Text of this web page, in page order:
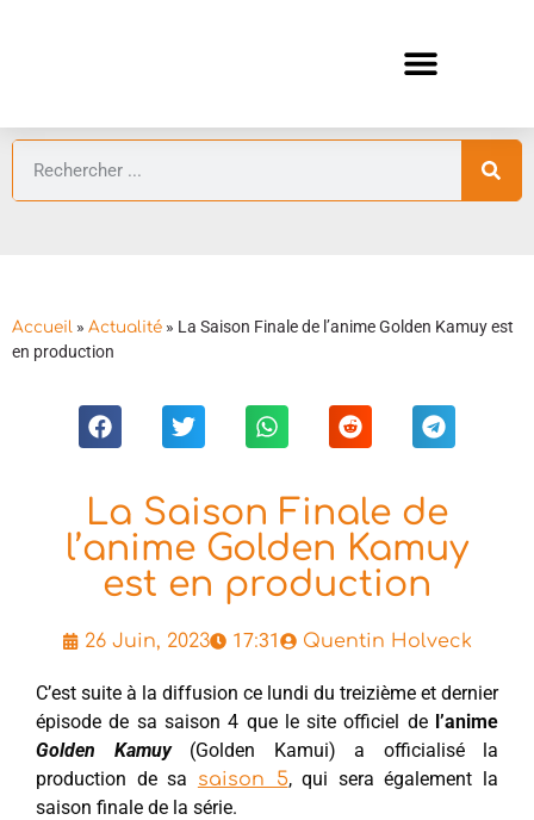
Accueil » Actualité » La Saison Finale de l’anime Golden Kamuy est
en production
La Saison Finale de
l’anime Golden Kamuy
est en production
26 Juin, 2023 17:31 Quentin Holveck
C’est suite à la diffusion ce lundi du treizième et dernier
épisode de sa saison 4 que le site officiel de l’anime
Golden Kamuy(Golden Kamui) a officialisé la
production de sa saison 5, qui sera également la
saison finale de la série.